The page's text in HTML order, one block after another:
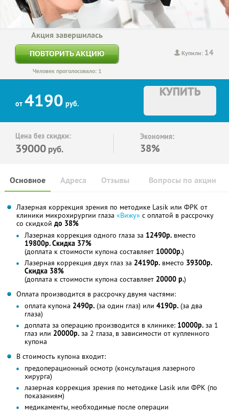
Купили: 14
Акция завершилась
ПОВТОРИТЬ АКЦИЮ
Человек проголосовало: 1
от 4190 руб.
КУПИТЬ
Цена без скидки:
39000 руб.
Экономия:
38%
Основное Отзывы Вопросы по акции
Адреса
Лазерная коррекция зрения по методике Lasik или ФРК от
клиники микрохирургии глаза «Вижу» с оплатой в рассрочку
со скидкой до 38%
Лазерная коррекция одного глаза за 12490р. вместо
19800р. Скидка 37%
(доплата к стоимости купона составляет 10000р.)
Лазерная коррекция двух глаз за 24190р. вместо 39300р.
Скидка 38%
(доплата к стоимости купона составляет 20000 р.)
Оплата производится в рассрочку двумя частями:
оплата купона 2490р. (за один глаз) или 4190р. (за два
глаза)
доплата за операцию производится в клинике: 10000р. за 1
глаз или 20000р. за 2 глаза, в зависимости от купленного
купона
В стоимость купона входит:
предоперационный осмотр (консультация лазерного
хирурга)
лазерная коррекция зрения по методике Lasik или ФРК (по
показаниям)
медикаменты, необходимые после операции